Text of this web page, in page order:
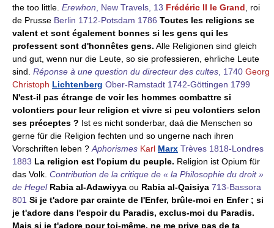
the too little. Erewhon , New Travels, 13 Frédéric II le Grand , roi
de Prusse Berlin 1712-Potsdam 1786 Toutes les religions se
valent et sont également bonnes si les gens qui les
professent sont d'honnêtes gens. Alle Religionen sind gleich
und gut, wenn nur die Leute, so sie professieren, ehrliche Leute
sind. Réponse à une question du directeur des cultes , 1740 Georg
Christoph Lichtenberg Ober-Ramstadt 1742-Göttingen 1799
N'est-il pas étrange de voir les hommes combattre si
volontiers pour leur religion et vivre si peu volontiers selon
ses préceptes ? Ist es nicht sonderbar, daá die Menschen so
gerne für die Religion fechten und so ungerne nach ihren
Vorschriften leben ? Aphorismes Karl Marx Trèves 1818-Londres
1883 La religion est l'opium du peuple. Religion ist Opium für
das Volk. Contribution de la critique de « la Philosophie du droit »
de Hegel Rabia al-Adawiyya ou Rabia al-Qaisiya 713-Bassora
801 Si je t'adore par crainte de l'Enfer, brûle-moi en Enfer ; si
je t'adore dans l'espoir du Paradis, exclus-moi du Paradis.
Mais si je t'adore pour toi-même, ne me prive pas de ta